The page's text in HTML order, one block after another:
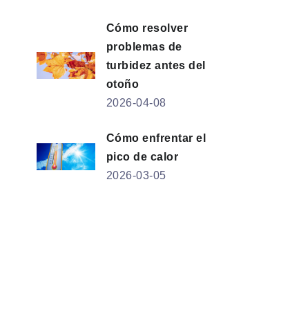
Cómo resolver
problemas de
turbidez antes del
otoño
2026-04-08
Cómo enfrentar el
pico de calor
2026-03-05